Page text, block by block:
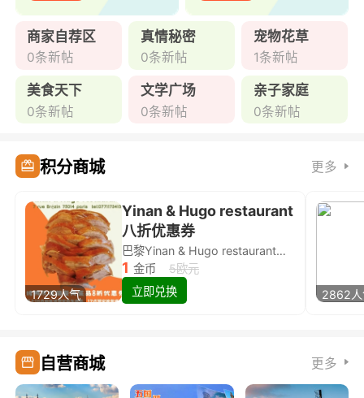
商家自荐区
0条新帖
真情秘密
0条新帖
宠物花草
1条新帖
美食天下
0条新帖
文学广场
0条新帖
亲子家庭
0条新帖
积分商城 更多
1729人气
Yinan & Hugo restaurant
八折优惠券
巴黎Yinan & Hugo restaurant除简餐类全场8折
1 金币
5欧元
立即兑换
2862
自营商城 更多